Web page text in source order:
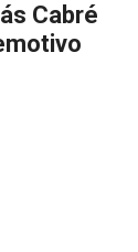
Cabré